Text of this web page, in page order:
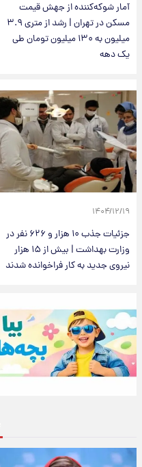
آمار شوکه‌کننده از جهش قیمت
مسکن در تهران | رشد از متری ۳.۹
میلیون به ۱۳۰ میلیون تومان طی
یک دهه
۱۴۰۴/۱۲/۱۹
جزئیات جذب ۱۰ هزار و ۶۲۶ نفر در
وزارت بهداشت | بیش از ۱۵ هزار
نیروی جدید به کار فراخوانده شدند